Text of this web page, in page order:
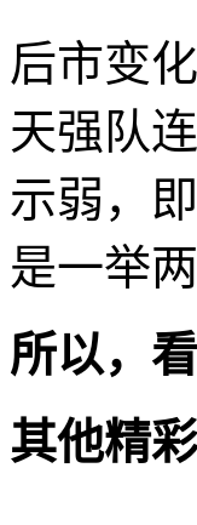
后市变
天强队
示弱，
是一举
所以，
其他精